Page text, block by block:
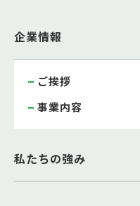
企業情報
ご挨拶
事業内容
私たちの強み